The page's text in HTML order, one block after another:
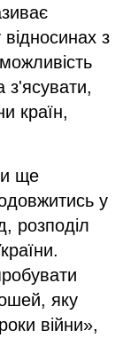
відносинах з
з'ясувати,
країн,
ще
у
розподіл
яку
війни»,